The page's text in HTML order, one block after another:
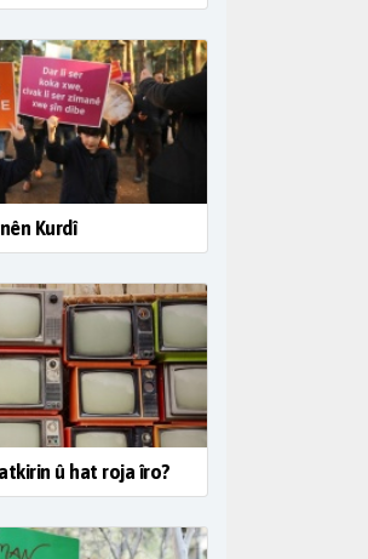
Kurdî
û hat roja îro?